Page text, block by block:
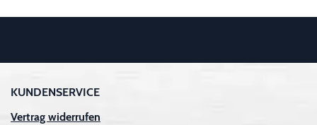
KUNDENSERVICE
Vertrag widerrufen